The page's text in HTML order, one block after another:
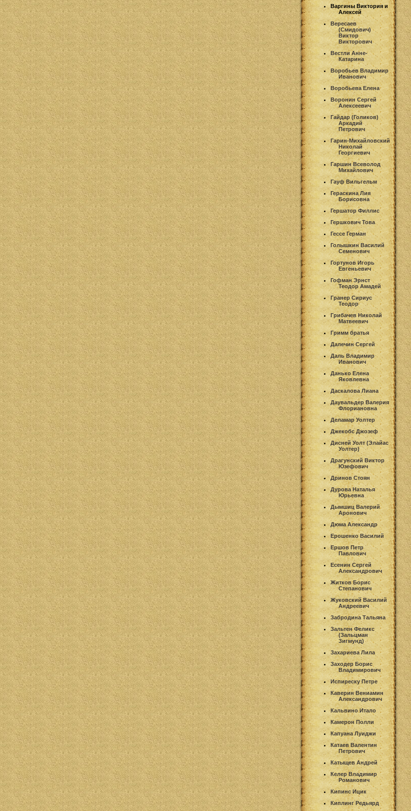
Варгины Виктория и
Алексей
Вересаев
(Смидович)
Виктор
Викторович
Вестли Анне-
Катарина
Воробьев Владимир
Иванович
Воробьева Елена
Воронин Сергей
Алексеевич
Гайдар (Голиков)
Аркадий
Петрович
Гарин-Михайловский
Николай
Георгиевич
Гаршин Всеволод
Михайлович
Гауф Вильгельм
Гераскина Лия
Борисовна
Гершатор Филлис
Гершкович Това
Гессе Герман
Голышкин Василий
Семенович
Гортунов Игорь
Евгеньевич
Гофман Эрнст
Теодор Амадей
Гранер Сириус
Теодор
Грибачев Николай
Матвеевич
Гримм братья
Далечин Сергей
Даль Владимир
Иванович
Данько Елена
Яковлевна
Даскалова Лиана
Даувальдер Валерия
Флориановна
Деламар Уолтер
Джекобс Джозеф
Дисней Уолт (Элайас
Уолтер)
Драгунский Виктор
Юзефович
Дринов Стоян
Дурова Наталья
Юрьевна
Дымшиц Валерий
Аронович
Дюма Александр
Ерошенко Василий
Ершов Петр
Павлович
Есенин Сергей
Александрович
Житков Борис
Степанович
Жуковский Василий
Андреевич
Забродина Тальяна
Зальтен Феликс
(Зальцман
Зигмунд)
Захариева Лила
Заходер Борис
Владимирович
Испиреску Петре
Каверин Вениамин
Александрович
Кальвино Итало
Камерон Полли
Капуана Луиджи
Катаев Валентин
Петрович
Катыщев Андрей
Келер Владимир
Романович
Кипинс Ицик
Киплинг Редьярд